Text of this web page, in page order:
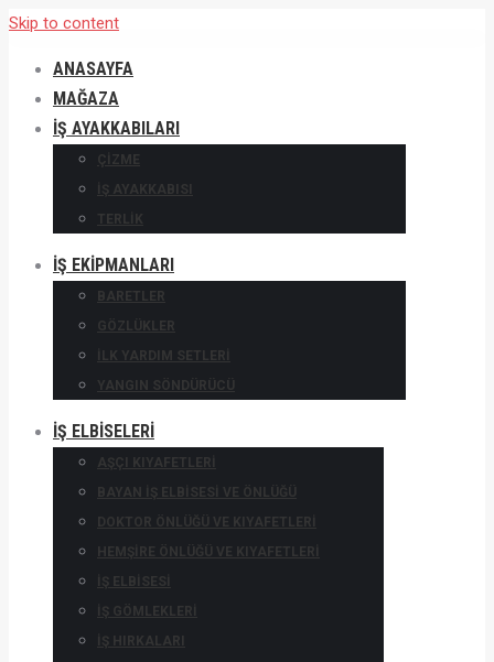
Skip to content
ANASAYFA
MAĞAZA
İŞ AYAKKABILARI
ÇIZME
IŞ AYAKKABISI
TERLIK
İŞ EKIPMANLARI
BARETLER
GÖZLÜKLER
İLK YARDIM SETLERI
YANGIN SÖNDÜRÜCÜ
İŞ ELBISELERI
AŞÇI KIYAFETLERI
BAYAN İŞ ELBISESI VE ÖNLÜĞÜ
DOKTOR ÖNLÜĞÜ VE KIYAFETLERI
HEMŞIRE ÖNLÜĞÜ VE KIYAFETLERI
İŞ ELBISESI
İŞ GÖMLEKLERI
İŞ HIRKALARI